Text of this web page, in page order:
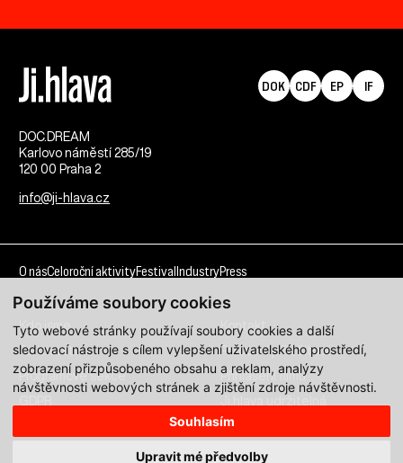
Používáme soubory cookies
Tyto webové stránky používají soubory cookies a další
sledovací nástroje s cílem vylepšení uživatelského prostředí,
zobrazení přizpůsobeného obsahu a reklam, analýzy
návštěvnosti webových stránek a zjištění zdroje návštěvnosti.
Souhlasím
Upravit mé předvolby
DOC.DREAM​
Karlovo náměstí 285/19
120 00 Praha 2
info@ji-hlava.cz
DOK CDF EP IF
O násCeloroční aktivityFestival IndustryPress
Kdo jsme
Kontakt
Partnerství
Pracovní příležitosti
Programové sekce
Přihlášení filmu
Všechna práva vyhrazena DOC.DREAM services s. r. o.